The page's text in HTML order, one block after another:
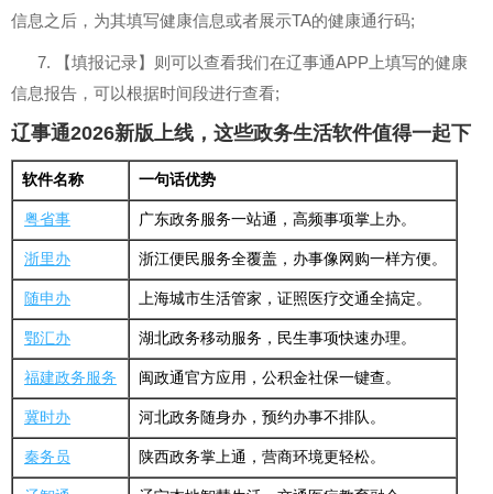
信息之后，为其填写健康信息或者展示TA的健康通行码;
7. 【填报记录】则可以查看我们在辽事通APP上填写的健康
信息报告，可以根据时间段进行查看;
辽事通2026新版上线，这些政务生活软件值得一起下
软件名称 一句话优势
粤省事 广东政务服务一站通，高频事项掌上办。
浙里办 浙江便民服务全覆盖，办事像网购一样方便。
随申办 上海城市生活管家，证照医疗交通全搞定。
鄂汇办 湖北政务移动服务，民生事项快速办理。
福建政务服务 闽政通官方应用，公积金社保一键查。
冀时办 河北政务随身办，预约办事不排队。
秦务员 陕西政务掌上通，营商环境更轻松。